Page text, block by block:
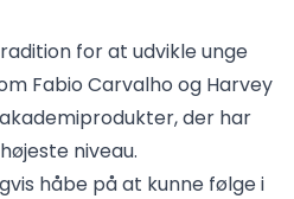
for at udvikle unge
Fabio Carvalho og Harvey
der har
niveau.
håbe på at kunne følge i